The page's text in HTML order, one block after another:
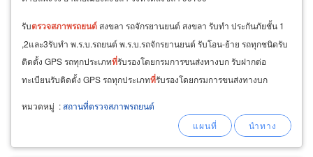
รับตรวจสภาพรถยนต์ สงขลา รถจักรยานยนต์ สงขลา รับทำ ประกันภัยชั้น 1
,2และ3รับทำ พ.ร.บ.รถยนต์ พ.ร.บ.รถจักรยานยนต์ รับโอน-ย้าย รถทุกชนิดรับ
ติดตั้ง GPS รถทุกประเภทที่รับรองโดยกรมการขนส่งทางบก รับฝากต่อ
ทะเบียนรับติดตั้ง GPS รถทุกประเภทที่รับรองโดยกรมการขนส่งทางบก
หมวดหมู่ :สถานที่ตรวจสภาพรถยนต์